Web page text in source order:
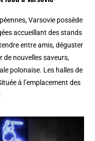
Varsovie possède
accueillant des stands
entre amis, déguster
de nouvelles saveurs,
polonaise. Les halles de
à l’emplacement des